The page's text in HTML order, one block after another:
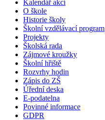
Kalendář akcí
O škole
Historie školy
Školní vzdělávací program
Projekty
Školská rada
Zájmové kroužky
Školní hřiště
Rozvrhy hodin
Zápis do ZŠ
Úřední deska
E-podatelna
Povinné informace
GDPR